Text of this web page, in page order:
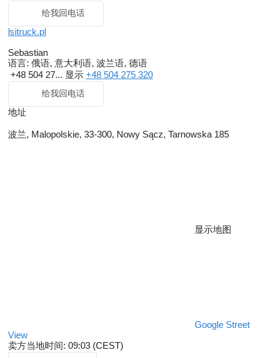
给我回电话
lsitruck.pl
Sebastian
语言: 俄语, 意大利语, 波兰语, 德语
+48 504 27... 显示 +48 504 275 320
给我回电话
地址
波兰, Malopolskie, 33-300, Nowy Sącz, Tarnowska 185
显示地图
Google Street
View
卖方当地时间: 09:03 (CEST)